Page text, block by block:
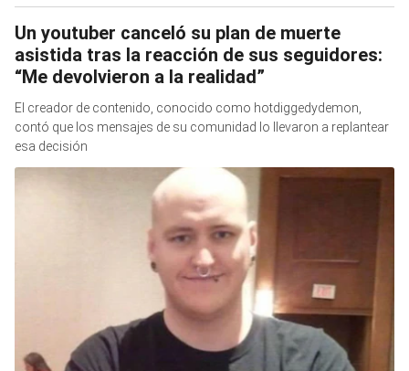
Un youtuber canceló su plan de muerte
asistida tras la reacción de sus seguidores:
“Me devolvieron a la realidad”
El creador de contenido, conocido como hotdiggedydemon,
contó que los mensajes de su comunidad lo llevaron a replantear
esa decisión